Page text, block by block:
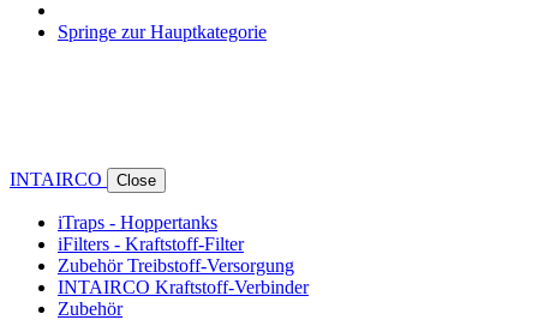
Springe zur Hauptkategorie
INTAIRCO Close
iTraps - Hoppertanks
iFilters - Kraftstoff-Filter
Zubehör Treibstoff-Versorgung
INTAIRCO Kraftstoff-Verbinder
Zubehör